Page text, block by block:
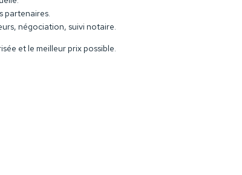
partenaires.
négociation, suivi notaire.
et le meilleur prix possible.